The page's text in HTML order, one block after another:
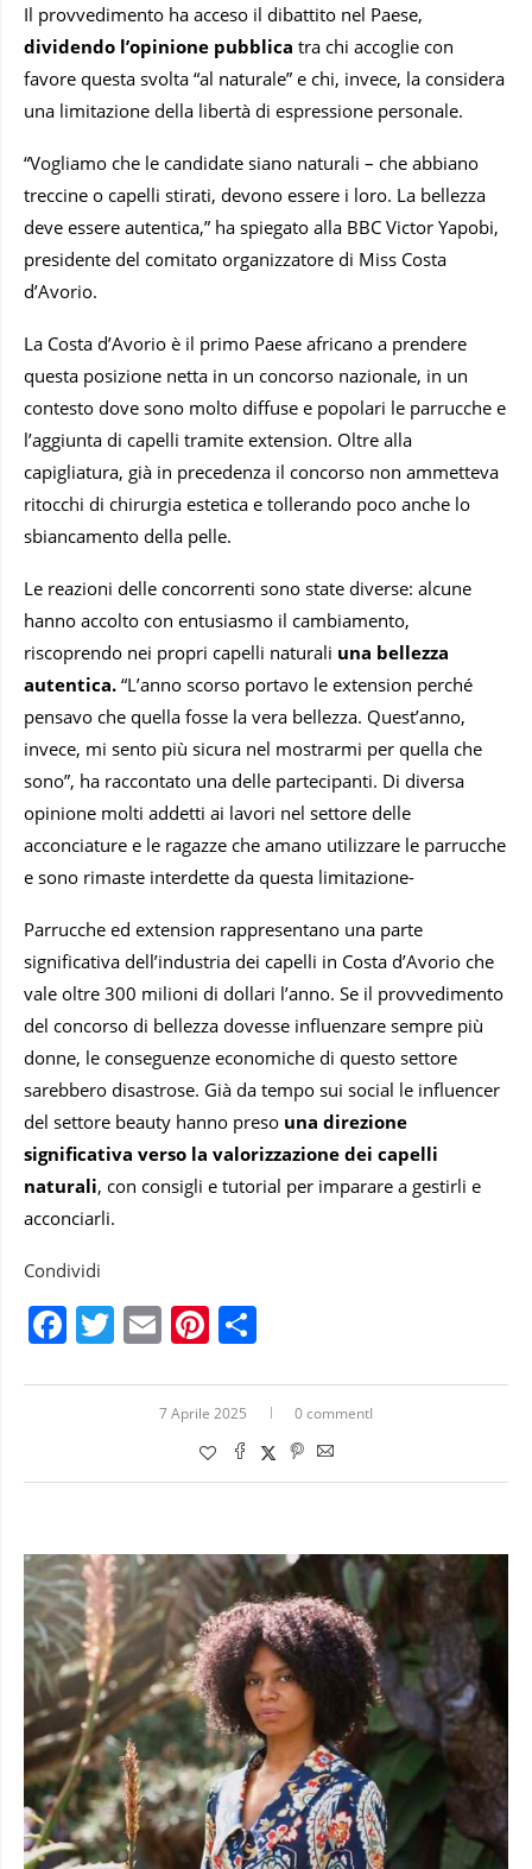
Il provvedimento ha acceso il dibattito nel Paese,
dividendo l’opinione pubblica tra chi accoglie con
favore questa svolta “al naturale” e chi, invece, la considera
una limitazione della libertà di espressione personale.
“Vogliamo che le candidate siano naturali – che abbiano
treccine o capelli stirati, devono essere i loro. La bellezza
deve essere autentica,” ha spiegato alla BBC Victor Yapobi,
presidente del comitato organizzatore di Miss Costa
d’Avorio.
La Costa d’Avorio è il primo Paese africano a prendere
questa posizione netta in un concorso nazionale, in un
contesto dove sono molto diffuse e popolari le parrucche e
l’aggiunta di capelli tramite extension. Oltre alla
capigliatura, già in precedenza il concorso non ammetteva
ritocchi di chirurgia estetica e tollerando poco anche lo
sbiancamento della pelle.
Le reazioni delle concorrenti sono state diverse: alcune
hanno accolto con entusiasmo il cambiamento,
riscoprendo nei propri capelli naturali una bellezza
autentica. “L’anno scorso portavo le extension perché
pensavo che quella fosse la vera bellezza. Quest’anno,
invece, mi sento più sicura nel mostrarmi per quella che
sono”, ha raccontato una delle partecipanti. Di diversa
opinione molti addetti ai lavori nel settore delle
acconciature e le ragazze che amano utilizzare le parrucche
e sono rimaste interdette da questa limitazione-
Parrucche ed extension rappresentano una parte
significativa dell’industria dei capelli in Costa d’Avorio che
vale oltre 300 milioni di dollari l’anno. Se il provvedimento
del concorso di bellezza dovesse influenzare sempre più
donne, le conseguenze economiche di questo settore
sarebbero disastrose. Già da tempo sui social le influencer
del settore beauty hanno preso una direzione
significativa verso la valorizzazione dei capelli
naturali, con consigli e tutorial per imparare a gestirli e
acconciarli.
Condividi
Facebook
Twitter
EmailPinterest
7 Aprile 2025 0 commentI